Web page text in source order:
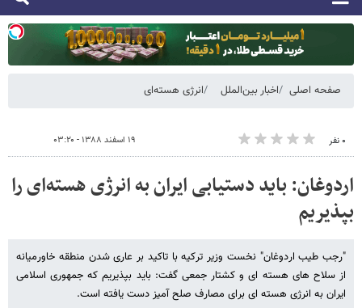
صفحه اصلی اخبار بین‌الملل انرژی هسته‌ای
۰ نفر ۱۹ اسفند ۱۳۸۸ - ۰۳:۲۰
اردوغان: باید دستیابی ایران به انرژی هسته‌‌‌‌‌‌‌‌‌‌‌‌‌‌‌‌‌ای را
بپذیریم
"رجب طیب اردوغان" نخست وزیر ترکیه با تاکید بر عاری شدن منطقه خاورمیانه
از سلاح های هسته ای و کشتار جمعی گفت: باید بپذیریم که جمهوری اسلامی
ایران به انرژی هسته ای برای مصارف صلح آمیز دست یافته است.